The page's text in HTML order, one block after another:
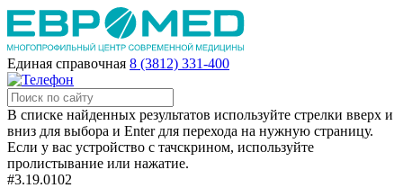
Единая справочная 8 (3812) 331-400
В списке найденных результатов используйте стрелки вверх и
вниз для выбора и Enter для перехода на нужную страницу.
Если у вас устройство с тачскрином, используйте
пролистывание или нажатие.
#3.19.0102